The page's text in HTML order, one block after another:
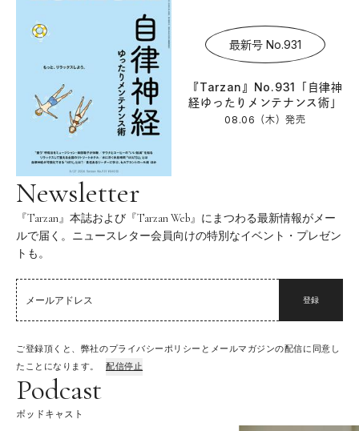
最新号 No.931
『Tarzan』No.931「自律神
経ゆったりメンテナンス術」
08.06（木）発売
Newsletter
『Tarzan』本誌および『Tarzan Web』にまつわる最新情報がメー
ルで届く。ニュースレター会員向けの特別なイベント・プレゼン
トも。
登録
ご登録頂くと、弊社のプライバシーポリシーとメールマガジンの配信に同意し
たことになります。
配信停止
Podcast
ポッドキャスト